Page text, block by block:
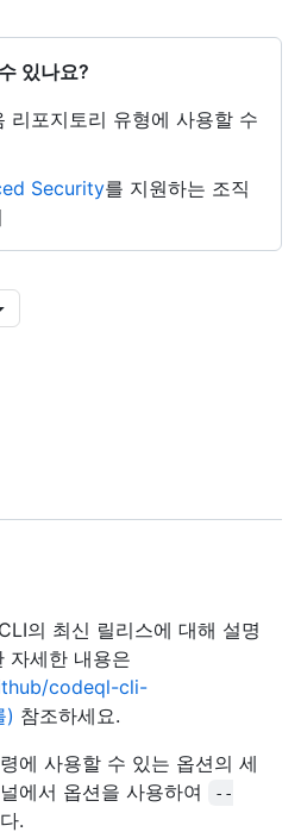
있나요?
리포지토리 유형에 사용할 수
Security를 지원하는 조직
의 최신 릴리스에 대해 설명
자세한 내용은
codeql-cli-
) 참조하세요.
에 사용할 수 있는 옵션의 세
에서 옵션을 사용하여
--
.